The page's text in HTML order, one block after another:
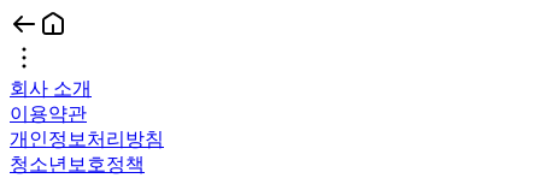
회사 소개
이용약관
개인정보처리방침
청소년보호정책